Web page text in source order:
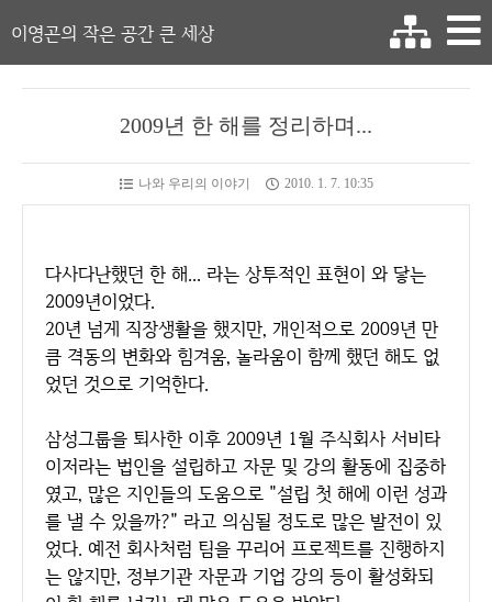
이영곤의 작은 공간 큰 세상
2009년 한 해를 정리하며...
나와 우리의 이야기 2010. 1. 7. 10:35
다사다난했던 한 해... 라는 상투적인 표현이 와 닿는
2009년이었다.
20년 넘게 직장생활을 했지만, 개인적으로 2009년 만
큼 격동의 변화와 힘겨움, 놀라움이 함께 했던 해도 없
었던 것으로 기억한다.
삼성그룹을 퇴사한 이후 2009년 1월 주식회사 서비타
이저라는 법인을 설립하고 자문 및 강의 활동에 집중하
였고, 많은 지인들의 도움으로 "설립 첫 해에 이런 성과
를 낼 수 있을까?" 라고 의심될 정도로 많은 발전이 있
었다. 예전 회사처럼 팀을 꾸리어 프로젝트를 진행하지
는 않지만, 정부기관 자문과 기업 강의 등이 활성화되